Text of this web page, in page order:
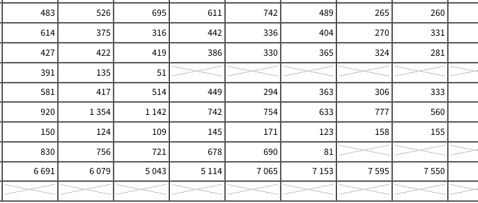
483 526 695 611 742 489 265
260
614 375 316 442 336 404 270
331
427 422 419 386 330 365 324
281
391 135
51
581 417 514 449 294 363 306
333
920 1 354 1 142 742 754 633 777
560
150 124 109 145 171 123 158
155
830 756 721 678 690
81
6 691 6 079 5 043 5 114 7 065 7 153 7 595
7 550